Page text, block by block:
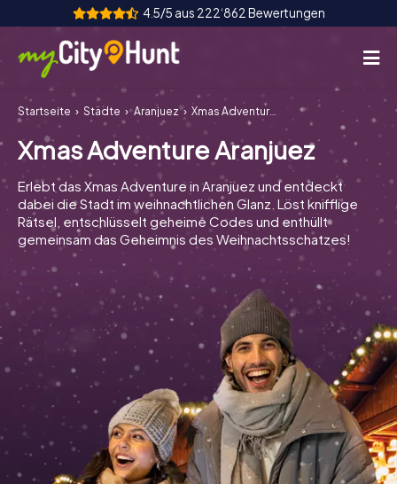
4.5/5 aus 222‘862 Bewertungen
So funktioniert's
Städte
Touren
Teamevent
Tickets
INT AT CH
ES
FR UK
IT
NL
Tickets buchen
Startseite Städte Aranjuez Xmas Adventure Aranjuez
Xmas Adventure Aranjuez
Erlebt das Xmas Adventure in Aranjuez und entdeckt
dabei die Stadt im weihnachtlichen Glanz. Löst knifflige
Rätsel, entschlüsselt geheime Codes und enthüllt
gemeinsam das Geheimnis des Weihnachtsschatzes!